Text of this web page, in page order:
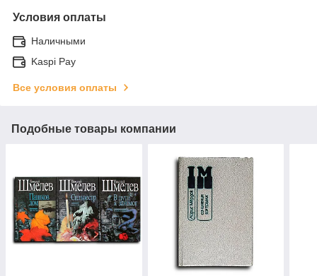
Условия оплаты
Наличными
Kaspi Pay
Все условия оплаты
Подобные товары компании